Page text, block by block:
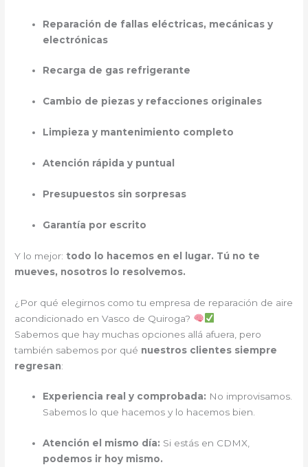
Reparación de fallas eléctricas, mecánicas y
electrónicas
Recarga de gas refrigerante
Cambio de piezas y refacciones originales
Limpieza y mantenimiento completo
Atención rápida y puntual
Presupuestos sin sorpresas
Garantía por escrito
Y lo mejor: todo lo hacemos en el lugar. Tú no te
mueves, nosotros lo resolvemos.
¿Por qué elegirnos como tu empresa de reparación de aire
acondicionado en Vasco de Quiroga?
Sabemos que hay muchas opciones allá afuera, pero
también sabemos por qué nuestros clientes siempre
regresan:
Experiencia real y comprobada: No improvisamos.
Sabemos lo que hacemos y lo hacemos bien.
Atención el mismo día: Si estás en CDMX,
podemos ir hoy mismo.